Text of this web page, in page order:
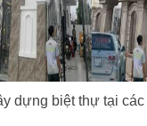
dựng biệt thự tại các